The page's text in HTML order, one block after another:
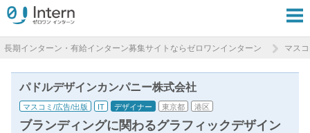
長期インターン・有給インターン募集サイトならゼロワンインターン マス
パドルデザインカンパニー株式会社
マスコミ/広告/出版 IT デザイナー 東京都 港区
ブランディングに関わるグラフィックデザイン